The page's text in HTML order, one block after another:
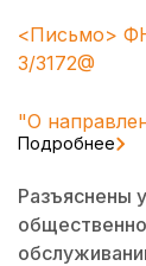
<Письмо>
3/3172@
"О
Подробнее
Разъяснены